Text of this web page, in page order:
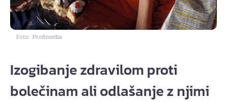
Foto: Profimedia
Izogibanje zdravilom proti
bolečinam ali odlašanje z njimi